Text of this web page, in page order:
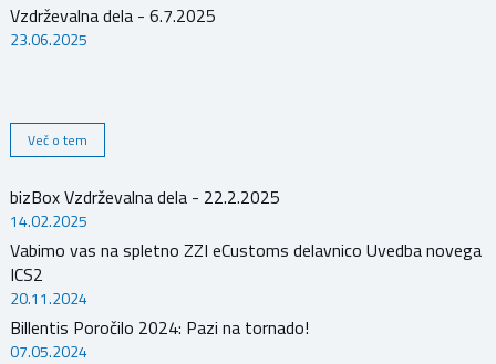
Vzdrževalna dela - 6.7.2025
23.06.2025
Več o tem
bizBox Vzdrževalna dela - 22.2.2025
14.02.2025
Vabimo vas na spletno ZZI eCustoms delavnico Uvedba novega
ICS2
20.11.2024
Billentis Poročilo 2024: Pazi na tornado!
07.05.2024